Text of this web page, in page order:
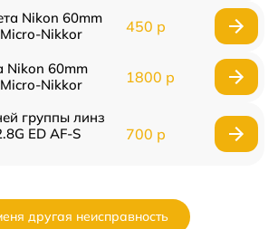
Nikon 60mm
Nikkor
450 р
Nikon 60mm
Nikkor
1800 р
группы линз
ED AF-S
700 р
другая неисправность